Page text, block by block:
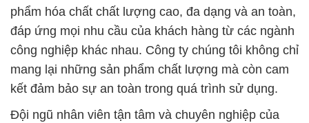
phẩm hóa chất chất lượng cao, đa dạng và an toàn,
đáp ứng mọi nhu cầu của khách hàng từ các ngành
công nghiệp khác nhau. Công ty chúng tôi không chỉ
mang lại những sản phẩm chất lượng mà còn cam
kết đảm bảo sự an toàn trong quá trình sử dụng.
Đội ngũ nhân viên tận tâm và chuyên nghiệp của